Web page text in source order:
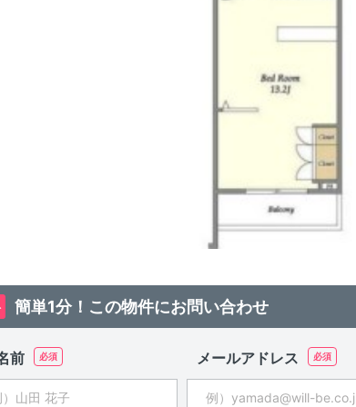
簡単1分！この物件にお問い合わせ
前 メールアドレス